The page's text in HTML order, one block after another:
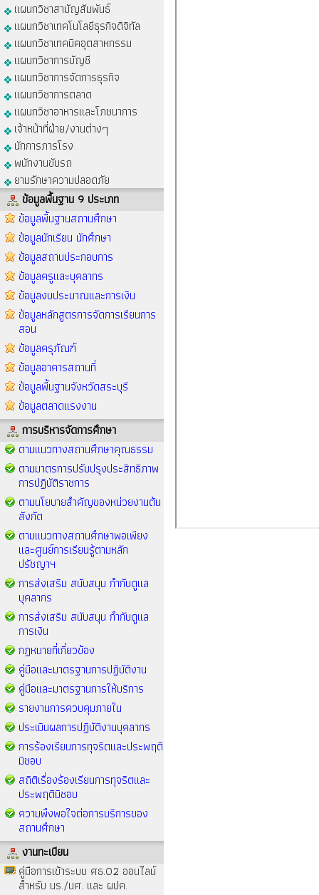
แผนกวิชาสามัญสัมพันธ์
แผนกวิชาเทคโนโลยีธุรกิจดิจิทัล
แผนกวิชาเทคนิคอุตสาหกรรม
แผนกวิชาการบัญชี
แผนกวิชาการจัดการธุรกิจ
แผนกวิชาการตลาด
แผนกวิชาอาหารและโภชนาการ
เจ้าหน้าที่ฝ่าย/งานต่างๆ
นักการภารโรง
พนักงานขับรถ
ยามรักษาความปลอดภัย
ข้อมูลพื้นฐาน 9 ประเภท
ข้อมูลพื้นฐานสถานศึกษา
ข้อมูลนักเรียน นักศึกษา
ข้อมูลสถานประกอบการ
ข้อมูลครูและบุคลากร
ข้อมูลงบประมาณและการเงิน
ข้อมูลหลักสูตรการจัดการเรียนการ
สอน
ข้อมูลครุภัณฑ์
ข้อมูลอาคารสถานที่
ข้อมูลพื้นฐานจังหวัดสระบุรี
ข้อมูลตลาดแรงงาน
การบริหารจัดการศึกษา
ตามแนวทางสถานศึกษาคุณธรรม
ตามมาตรการปรับปรุงประสิทธิภาพ
การปฏิบัติราชการ
ตามนโยบายสำคัญของหน่วยงานต้น
สังกัด
ตามแนวทางสถานศึกษาพอเพียง
และศูนย์การเรียนรู้ตามหลัก
ปรัชญาฯ
การส่งเสริม สนับสนุน กำกับดูแล
บุคลากร
การส่งเสริม สนับสนุน กำกับดูแล
การเงิน
กฏหมายที่เกี่ยวข้อง
คู่มือและมาตรฐานการปฏิบัติงาน
คู่มือและมาตรฐานการให้บริการ
รายงานการควบคุมภายใน
ประเมินผลการปฏิบัติงานบุคลากร
การร้องเรียนการทุจริตและประพฤติ
มิชอบ
สถิติเรื่องร้องเรียนการทุจริตและ
ประพฤติมิชอบ
ความพึงพอใจต่อการบริการของ
สถานศึกษา
งานทะเบียน
คู่มือการเข้าระบบ ศธ.02 ออนไลน์
สำหรับ นร./นศ. และ ผปค.